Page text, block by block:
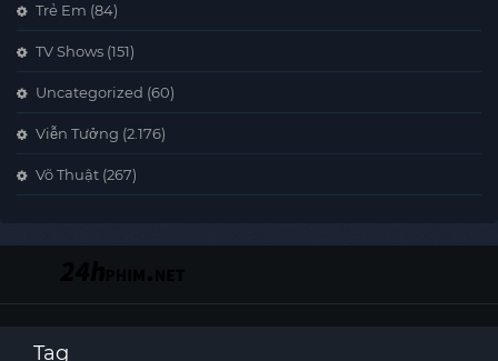
Trẻ Em (84)
TV Shows (151)
Uncategorized (60)
Viễn Tưởng (2.176)
Võ Thuật (267)
Tag